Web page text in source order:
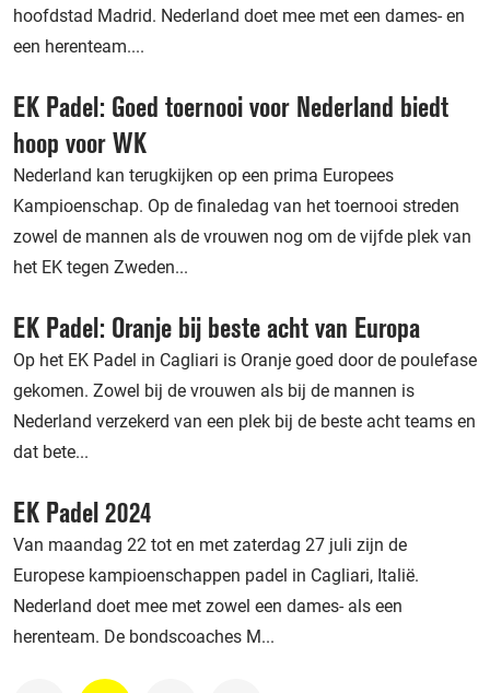
hoofdstad Madrid. Nederland doet mee met een dames- en
een herenteam....
EK Padel: Goed toernooi voor Nederland biedt
hoop voor WK
Nederland kan terugkijken op een prima Europees
Kampioenschap. Op de finaledag van het toernooi streden
zowel de mannen als de vrouwen nog om de vijfde plek van
het EK tegen Zweden...
EK Padel: Oranje bij beste acht van Europa
Op het EK Padel in Cagliari is Oranje goed door de poulefase
gekomen. Zowel bij de vrouwen als bij de mannen is
Nederland verzekerd van een plek bij de beste acht teams en
dat bete...
EK Padel 2024
Van maandag 22 tot en met zaterdag 27 juli zijn de
Europese kampioenschappen padel in Cagliari, Italië.
Nederland doet mee met zowel een dames- als een
herenteam. De bondscoaches M...